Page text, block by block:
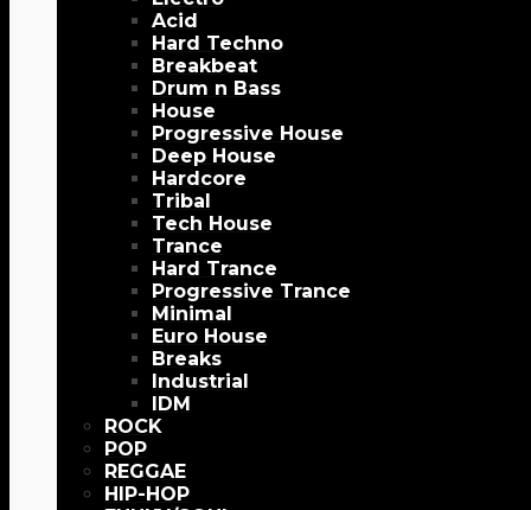
Acid
Hard Techno
Breakbeat
Drum n Bass
House
Progressive House
Deep House
Hardcore
Tribal
Tech House
Trance
Hard Trance
Progressive Trance
Minimal
Euro House
Breaks
Industrial
IDM
ROCK
POP
REGGAE
HIP-HOP